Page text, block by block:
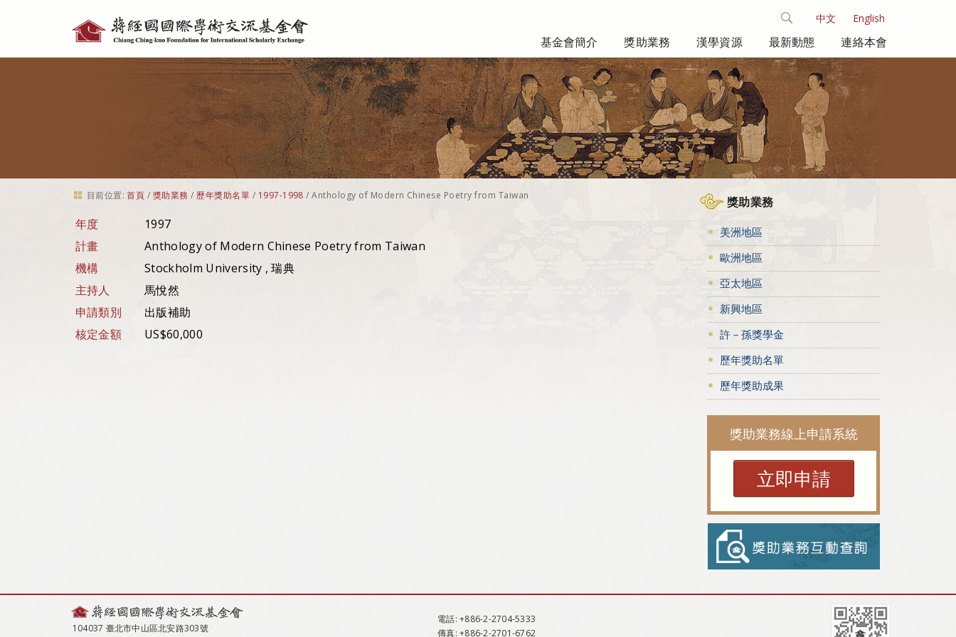
具
中文 English
基金會簡介 獎助業務 漢學資源 最新動態 連絡本會
目前位置: 首頁 / 獎助業務 / 歷年獎助名單 / 1997-1998 /Anthology of Modern Chinese Poetry from Taiwan
年度
1997
計畫
Anthology of Modern Chinese Poetry from Taiwan
機構
Stockholm University , 瑞典
主持人
馬悅然
申請類別
出版補助
核定金額
US$60,000
獎助業務
美洲地區
歐洲地區
亞太地區
新興地區
許－孫獎學金
歷年獎助名單
歷年獎助成果
獎助業務線上申請系統
立即申請
104037 臺北市中山區北安路303號
電話: +886-2-2704-5333
傳真: +886-2-2701-6762